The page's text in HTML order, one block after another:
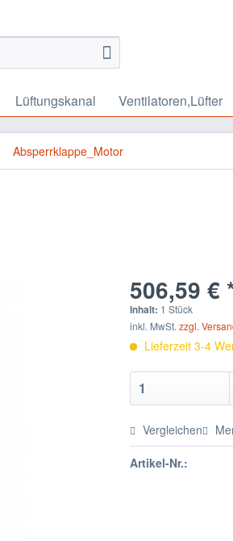
Lüftungskanal Ventilatoren,Lüfter
Absperrklappe_Motor
506,59 €
Inhalt: 1 Stück
inkl. MwSt.zzgl.
Lieferzeit 3-4
Vergleichen
Artikel-Nr.: